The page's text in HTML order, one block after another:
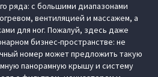
ряда: с большими диапазонами
вентиляцией и массажем, а
для ног. Пожалуй, здесь даже
бизнес-пространстве: не
номер может предложить такую
панорамную крышу и систему